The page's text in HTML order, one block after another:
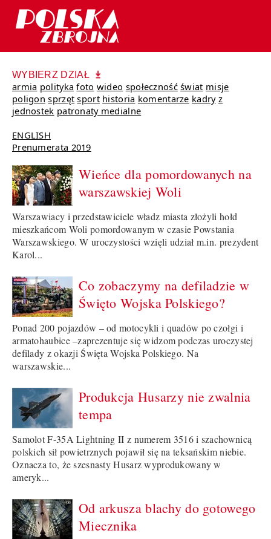
WYBIERZ DZIAŁ
armia polityka foto wideo społeczność świat misje
poligon sprzęt sport historia komentarze kadry z
jednostek patronaty medialne
ENGLISH
Prenumerata 2019
Wieńce dla pomordowanych na
warszawskiej Woli
Warszawiacy i przedstawiciele władz miasta złożyli hołd
mieszkańcom Woli pomordowanym w czasie Powstania
Warszawskiego. W uroczystości wzięli udział m.in. prezydent
Karol...
Co zobaczymy na defiladzie w
Święto Wojska Polskiego?
Ponad 200 pojazdów – od motocykli i quadów po czołgi i
armatohaubice –zaprezentuje się widzom podczas uroczystej
defilady z okazji Święta Wojska Polskiego. Na
warszawskie...
Produkcja Husarzy nie zwalnia
tempa
Samolot F-35A Lightning II z numerem 3516 i szachownicą
polskich sił powietrznych pojawił się na teksańskim niebie.
Oznacza to, że szesnasty Husarz wyprodukowany w
ameryk...
Od arkusza blachy do gotowego
Miecznika